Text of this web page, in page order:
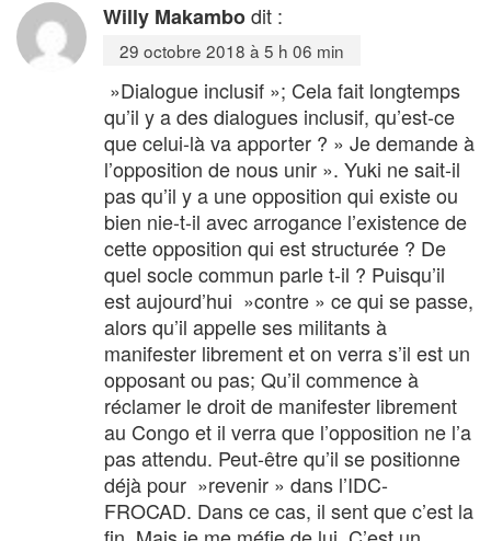
Willy Makambodit :
29 octobre 2018 à 5 h 06 min
»Dialogue inclusif »; Cela fait longtemps
qu’il y a des dialogues inclusif, qu’est-ce
que celui-là va apporter ? » Je demande à
l’opposition de nous unir ». Yuki ne sait-il
pas qu’il y a une opposition qui existe ou
bien nie-t-il avec arrogance l’existence de
cette opposition qui est structurée ? De
quel socle commun parle t-il ? Puisqu’il
est aujourd’hui »contre » ce qui se passe,
alors qu’il appelle ses militants à
manifester librement et on verra s’il est un
opposant ou pas; Qu’il commence à
réclamer le droit de manifester librement
au Congo et il verra que l’opposition ne l’a
pas attendu. Peut-être qu’il se positionne
déjà pour »revenir » dans l’IDC-
FROCAD. Dans ce cas, il sent que c’est la